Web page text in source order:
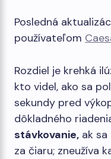
Posledná
používateľom
Rozdiel je krehká
kto videl, ako sa
sekundy pred
dôkladného
stávkovanie, ak
za čiaru; zneužíva